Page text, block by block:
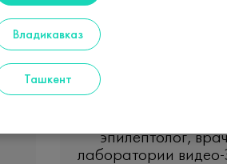
эпилептолог,
лаборатории видео-
Владикавказ
Ташкент